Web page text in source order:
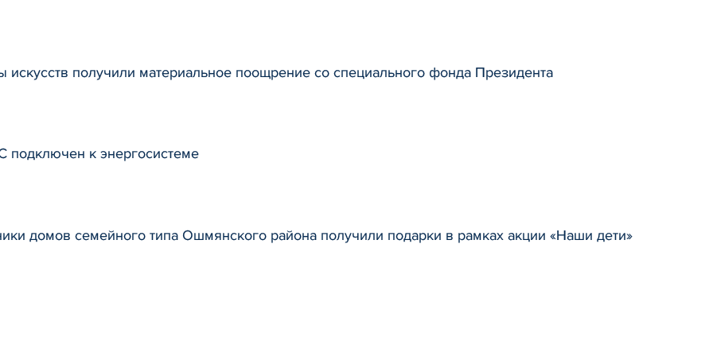
получили материальное поощрение со специального фонда Президента
подключен к энергосистеме
домов семейного типа Ошмянского района получили подарки в рамках акции «Наши дети»